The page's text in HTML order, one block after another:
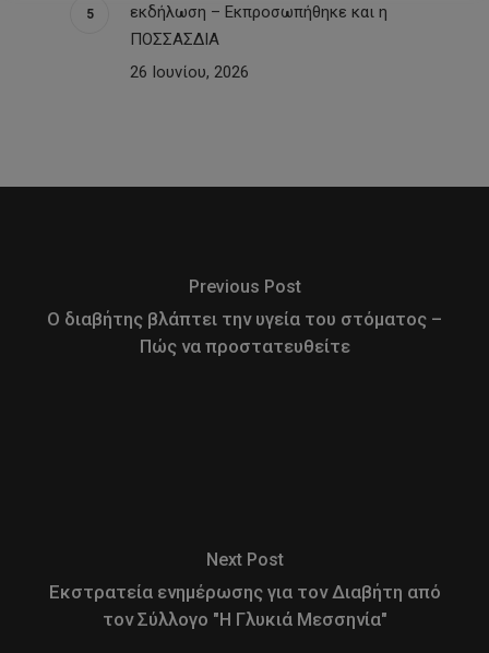
εκδήλωση – Εκπροσωπήθηκε και η
ΠΟΣΣΑΣΔΙΑ
26 Ιουνίου, 2026
Previous Post
Ο διαβήτης βλάπτει την υγεία του στόματος –
Πώς να προστατευθείτε
Next Post
Εκστρατεία ενημέρωσης για τον Διαβήτη από
τον Σύλλογο "Η Γλυκιά Μεσσηνία"